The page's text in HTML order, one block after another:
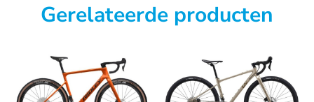
Gerelateerde producten